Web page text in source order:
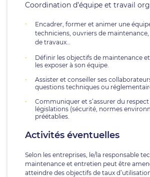
Coordination d’équipe et travail
Encadrer, former et animer une
techniciens, ouvriers de
de travaux…
Définir les objectifs de maintenance
les exposer à son équipe.
Assister et conseiller ses
questions techniques ou
Communiquer et s’assurer du
législations (sécurité, normes
préétablies.
Activités éventuelles
Selon les entreprises, le/la responsable
maintenance et entretien peut être
atteindre des objectifs de taux